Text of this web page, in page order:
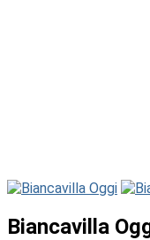
Biancavilla